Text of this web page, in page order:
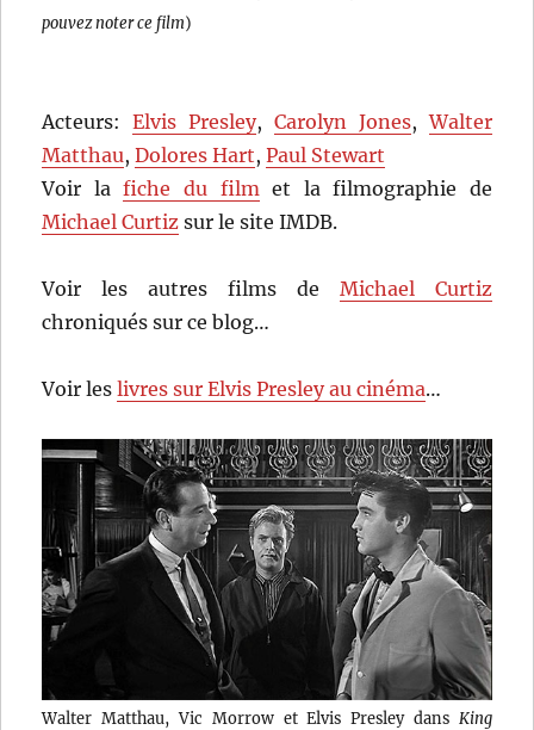
pouvez noter ce film)
Acteurs:Elvis Presley, Carolyn Jones,Walter
Matthau,Dolores Hart,Paul Stewart
Voir lafiche du film et la filmographie de
Michael Curtiz sur le site IMDB.
Voir les autres films de Michael Curtiz
chroniqués sur ce blog…
Voir leslivres sur Elvis Presley au cinéma…
Walter Matthau, Vic Morrow et Elvis Presley dans King